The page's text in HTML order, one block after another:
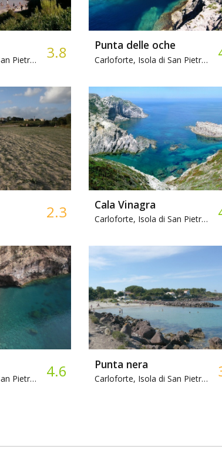
Carloforte, Isola di San Pietro - Ghiaia, Ristorante
3.8 Punta delle oche
Carloforte, Isola di San Pietro -
2.3 Cala Vinagra
Carloforte, Isola di San Pietro -
Carloforte, Isola di San Pietro - Rocce, Ristorante
4.6 Punta nera
Carloforte, Isola di San Pietro -